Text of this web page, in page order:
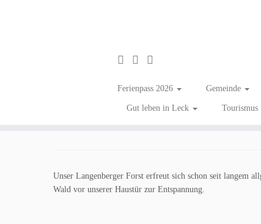
Ferienpass 2026 Gemeinde
Gut leben in Leck Tourismus
Wichtige
Unser Langenberger Forst erfreut sich schon seit langem
Wald vor unserer Haustür zur Entspannung.